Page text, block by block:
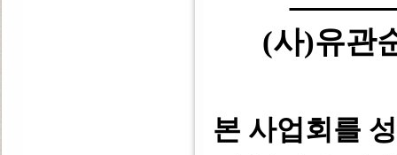
(사)유관
본 사업회를